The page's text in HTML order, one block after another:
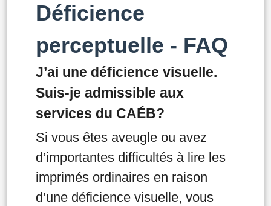
Déficience
perceptuelle - FAQ
J’ai une déficience visuelle.
Suis-je admissible aux
services du CAÉB?
Si vous êtes aveugle ou avez
d’importantes difficultés à lire les
imprimés ordinaires en raison
d’une déficience visuelle, vous